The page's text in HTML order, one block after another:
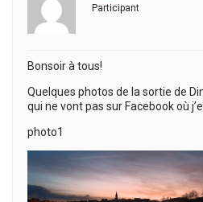
Participant
Bonsoir à tous!
Quelques photos de la sortie de
qui ne vont pas sur Facebook où
photo1